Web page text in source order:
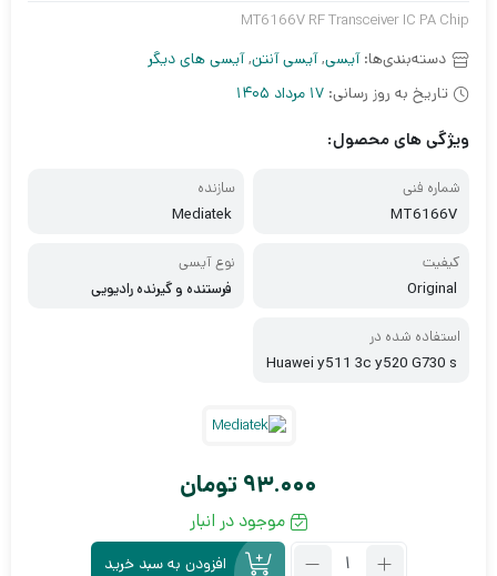
MT6166V RF Transceiver IC PA Chip
دسته‌بندی‌ها:آیسی,آیسی آنتن,آیسی های دیگر
تاریخ به روز رسانی: 17 مرداد 1405
ویژگی های محصول:
شماره فنی
MT6166V
سازنده
Mediatek
کیفیت
Original
نوع آیسی
فرستنده و گیرنده رادیویی
استفاده شده در
Huawei y511 3c y520 G730 s
93.000 تومان
موجود در انبار
تعداد:
افزودن به سبد خرید